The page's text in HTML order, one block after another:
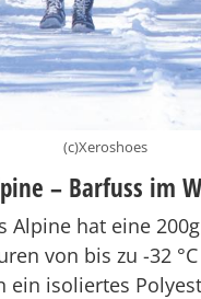
(c)Xeroshoes
– Barfuss im
Alpine hat eine
von bis zu -32
ein isoliertes